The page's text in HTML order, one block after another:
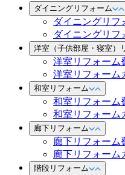
ダイニングリフォーム
ダイニングリフ
ダイニングリフ
洋室（子供部屋・寝室）
洋室リフォーム
洋室リフォーム
和室リフォーム
和室リフォーム
和室リフォーム
廊下リフォーム
廊下リフォーム
廊下リフォーム
階段リフォーム